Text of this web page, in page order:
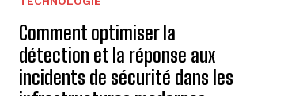
Comment optimiser la
détection et la réponse aux
incidents de sécurité dans les